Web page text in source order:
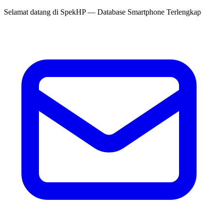
Selamat datang di SpekHP— Database Smartphone Terlengkap